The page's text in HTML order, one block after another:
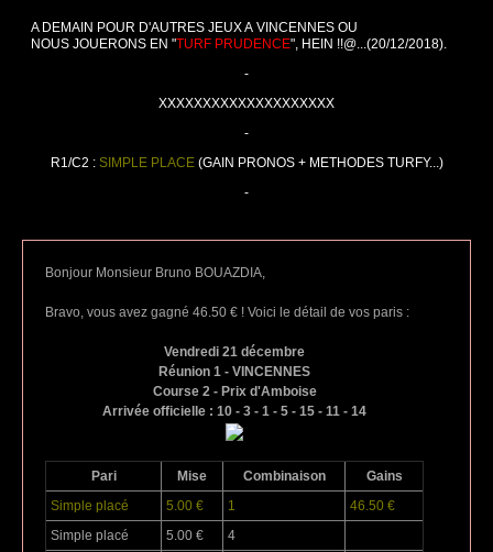
A DEMAIN POUR D'AUTRES JEUX A VINCENNES OU
NOUS JOUERONS EN "TURF PRUDENCE", HEIN !!@...(20/12/2018).
-
XXXXXXXXXXXXXXXXXXXX
-
R1/C2 : SIMPLE PLACE(GAIN PRONOS + METHODES TURFY...)
-
Bonjour Monsieur Bruno BOUAZDIA,
Bravo, vous avez gagné 46.50 € ! Voici le détail de vos paris :
Vendredi 21 décembre
Réunion 1 - VINCENNES
Course 2 - Prix d'Amboise
Arrivée officielle : 10 - 3 - 1 - 5 - 15 - 11 - 14
Pari Mise Combinaison
Gains
Simple placé
5.00 € 1
46.50 €
Simple placé
5.00 €
4